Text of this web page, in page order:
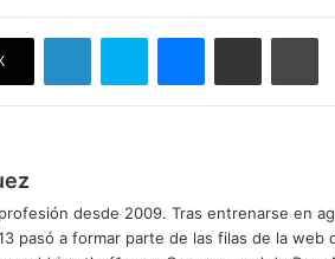
LinkedInSkype MessengerCompartir por correo electrónico
desde 2009. Tras entrenarse en
pasó a formar parte de las filas de la web